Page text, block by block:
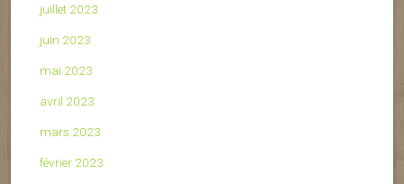
juillet 2023
juin 2023
mai 2023
avril 2023
mars 2023
février 2023